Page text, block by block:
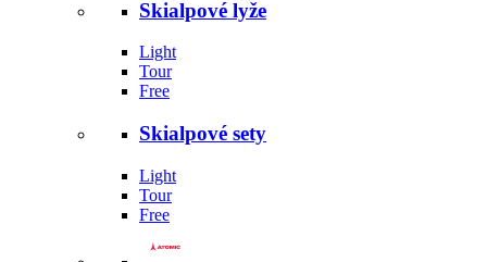
Skialpové lyže
Light
Tour
Free
Skialpové sety
Light
Tour
Free